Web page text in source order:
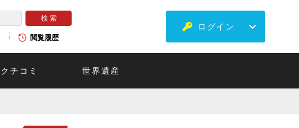
閲覧履歴
ログイン
クチコミ 世界遺産